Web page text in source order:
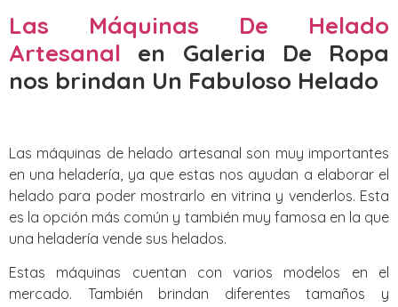
Las Máquinas De Helado
Artesanal en Galeria De Ropa
nos brindan Un Fabuloso Helado
Las máquinas de helado artesanal son muy importantes
en una heladería, ya que estas nos ayudan a elaborar el
helado para poder mostrarlo en vitrina y venderlos. Esta
es la opción más común y también muy famosa en la que
una heladería vende sus helados.
Estas máquinas cuentan con varios modelos en el
mercado. También brindan diferentes tamaños y